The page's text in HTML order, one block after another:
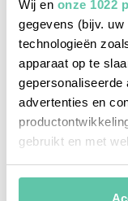
Wij en onze 1022
gegevens (bijv.
technologieën
apparaat op te
gepersonaliseerde
advertenties en
gebruikt en met
Als u het toestaat,
het franse leven
Wil je au pair
dat aan!
2 JUNI 2022